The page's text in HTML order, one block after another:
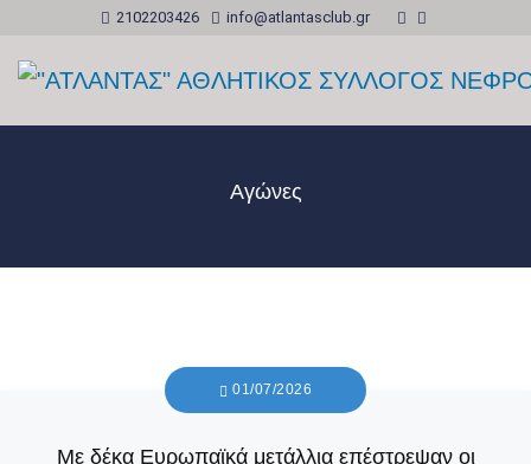
2102203426 info@atlantasclub.gr
Αγώνες
01/07/2026
Με δέκα Ευρωπαϊκά μετάλλια επέστρεψαν οι